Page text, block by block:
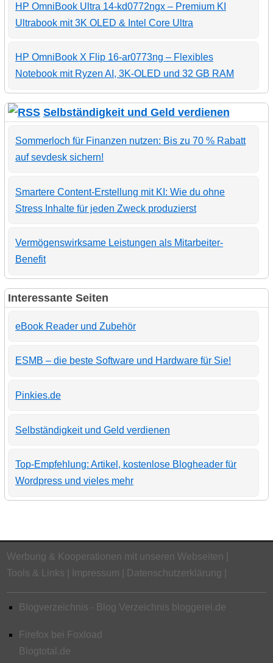
HP OmniBook Ultra 14-kd0772ngx – Premium KI
Ultrabook mit 3K OLED & Intel Core Ultra
HP OmniBook X Flip 16-ar0773ng – Flexibles
Notebook mit Ryzen AI, 3K-OLED und 32 GB RAM
Selbständigkeit und Geld verdienen
Sommerloch für Finanzen nutzen: Bis zu 70 % Rabatt
auf sevdesk sichern!
Smartere Content-Erstellung mit KI: Wie du ohne
Stress Inhalte für jeden Zweck produzierst
Vermögenswirksame Leistungen als Mitarbeiter-
Benefit
Interessante Seiten
eBook Reader und Zubehör
ESMB – die beste Software und Hardware für Sie!
Pinkies.de
Selbständigkeit und Geld verdienen
Top-Empfehlung: Artikel, kostenlose Blogheader für
Wordpress und vieles mehr
Werbung & Kooperationen mit unseren Webseiten
Tools & Links
Impressum Datenschutzerklärung
Blogverzeichnis - Blog Verzeichnis bloggerei.de
Firefox bei Foxload
Blogtotal.de